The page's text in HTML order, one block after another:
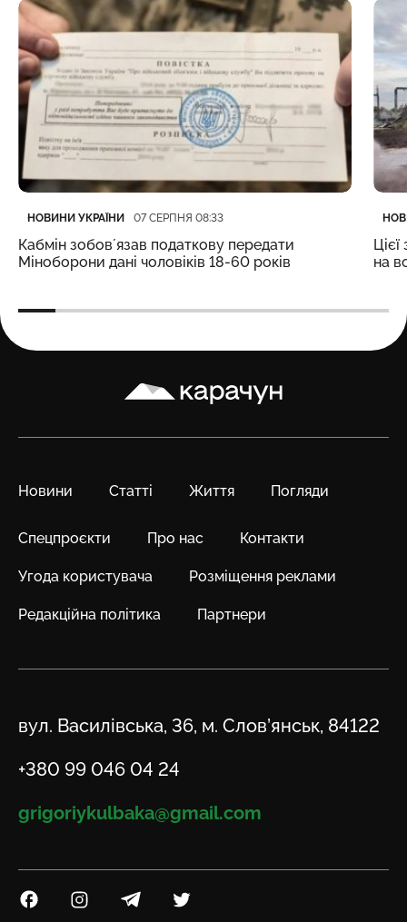
Категорія
НОВИНИ УКРАЇНИ
Дата публікації 07 СЕРПНЯ 08:33
Кабмін зобовʼязав податкову передати
Міноборони дані чоловіків 18-60 років
на
Карачун
Новини Статті Життя Погляди
Спецпроєкти Про нас Контакти
Угода користувача Розміщення реклами
Редакційна політика Партнери
Адреса
вул. Василівська, 36, м. Слов’янськ, 84122
Телефон
+380 99 046 04 24
Email
grigoriykulbaka@gmail.com
Посилання на Facebook
Посилання на Instagram
Посилання на Telegram
Посилання на Twitter